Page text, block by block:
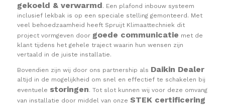
gekoeld & verwarmd. Een plafond inbouw systeem
inclusief lekbak is op een speciale stelling gemonteerd. Met
veel behoedzaamheid heeft Spruijt Klimaattechniek dit
project vormgeven door goede communicatie met de
klant tijdens het gehele traject waarin hun wensen zijn
vertaald in de juiste installatie.
Bovendien zijn wij door ons partnership als Daikin Dealer
altijd in de mogelijkheid om snel en effectief te schakelen bij
eventuele storingen. Tot slot kunnen wij voor deze omvang
van installatie door middel van onze STEK certificering